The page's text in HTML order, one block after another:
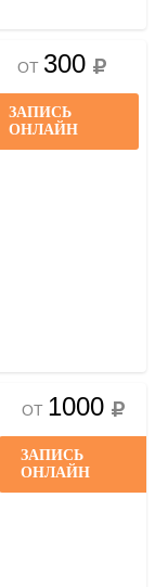
ОТ 300
ЗАПИСЬ
ОНЛАЙН
ОТ 1000
ЗАПИСЬ
ОНЛАЙН